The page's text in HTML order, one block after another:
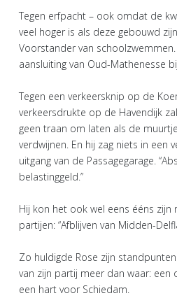
Tegen erfpacht – ook omdat de
veel hoger is als deze gebouwd
Voorstander van
aansluiting van Oud-Mathenesse
Tegen een verkeersknip op de
verkeersdrukte op de Havendijk
geen traan om laten als de
verdwijnen. En hij zag niets in een
uitgang van de Passagegarage.
belastinggeld.”
Hij kon het ook wel eens ééns
partijen: “Afblijven van Midden-
Zo huldigde Rose zijn
van zijn partij meer dan waar: een
een hart voor Schiedam.